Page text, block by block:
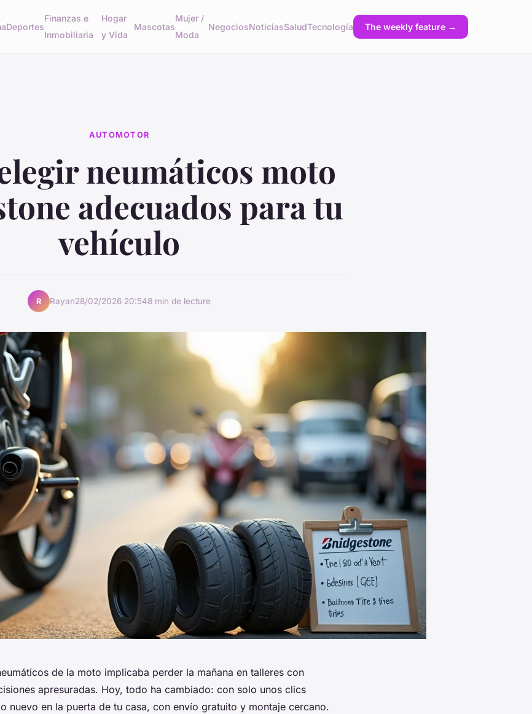
Deportes
Finanzas e
Inmobiliaria
Hogar
y Vida
Mascotas
Mujer /
Moda
NegociosNoticiasSaludTecnología The weekly feature →
AUTOMOTOR
neumáticos moto
adecuados para tu
vehículo
R Rayan28/02/2026 20:548 min de lecture
de la moto implicaba perder la mañana en talleres con
apresuradas. Hoy, todo ha cambiado: con solo unos clics
nuevo en la puerta de tu casa, con envío gratuito y montaje cercano.